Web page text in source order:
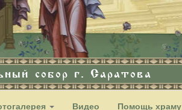
собор г. Саратова
Видео Помощь храму